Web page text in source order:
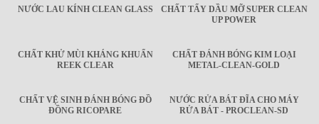
NƯỚC LAU KÍNH CLEAN GLASS
CHẤT TẨY DẦU MỠ SUPER CLEAN
UP POWER
CHẤT KHỬ MÙI KHÁNG KHUẨN
REEK CLEAR
CHẤT ĐÁNH BÓNG KIM LOẠI
METAL-CLEAN-GOLD
CHẤT VỆ SINH ĐÁNH BÓNG ĐỒ
ĐỒNG RICOPARE
NƯỚC RỬA BÁT ĐĨA CHO MÁY
RỬA BÁT - PROCLEAN-SD